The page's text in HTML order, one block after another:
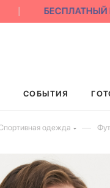
БЕСПЛАТНЫЙ
СОБЫТИЯ
одежда —